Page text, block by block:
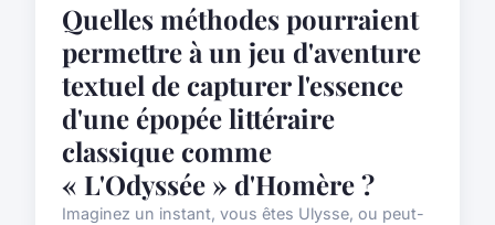
Quelles méthodes pourraient
permettre à un jeu d'aventure
textuel de capturer l'essence
d'une épopée littéraire
classique comme
« L'Odyssée » d'Homère ?
Imaginez un instant, vous êtes Ulysse, ou peut-